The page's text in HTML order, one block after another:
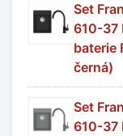
Set
610-37
baterie
černá)
Set
610-37